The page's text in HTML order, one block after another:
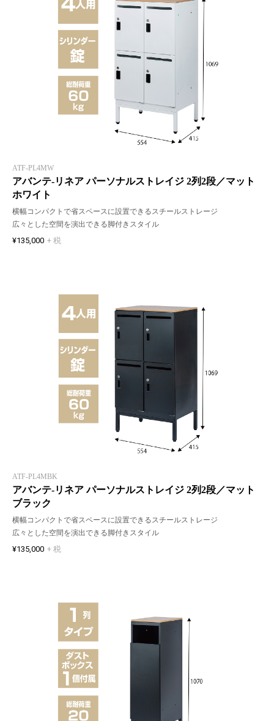
ATF-PL4MW
アバンテ-リネア パーソナルストレイジ 2列2段／マット
ホワイト
横幅コンパクトで省スペースに設置できるスチールストレージ
広々とした空間を演出できる脚付きスタイル
¥135,000 + 税
ATF-PL4MBK
アバンテ-リネア パーソナルストレイジ 2列2段／マット
ブラック
横幅コンパクトで省スペースに設置できるスチールストレージ
広々とした空間を演出できる脚付きスタイル
¥135,000 + 税